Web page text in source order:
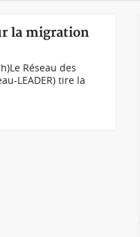
la migration
Réseau des
LEADER) tire la